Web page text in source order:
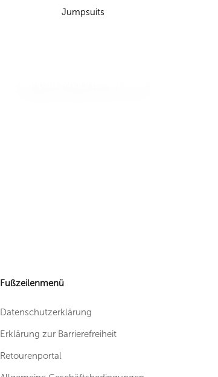
Jumpsuits
Fußzeilenmenü
Datenschutzerklärung
Erklärung zur Barrierefreiheit
Retourenportal